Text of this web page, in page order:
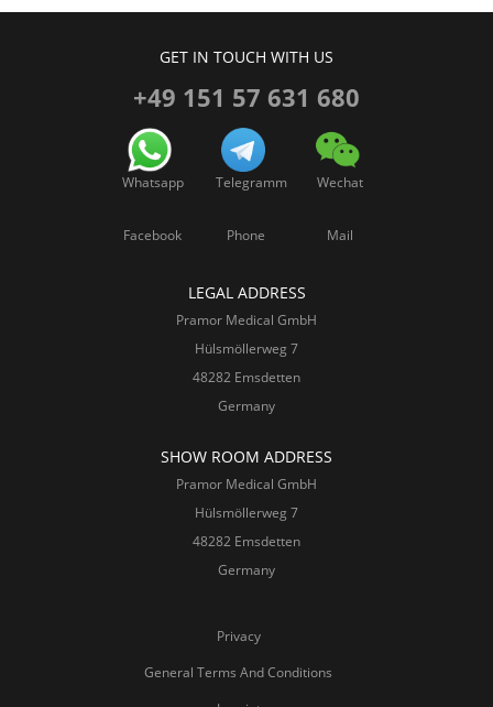
GET IN TOUCH WITH US
+49 151 57 631 680
Whatsapp Telegramm Wechat
Facebook Phone Mail
LEGAL ADDRESS
Pramor Medical GmbH
Hülsmöllerweg 7
48282 Emsdetten
Germany
SHOW ROOM ADDRESS
Pramor Medical GmbH
Hülsmöllerweg 7
48282 Emsdetten
Germany
Privacy
General Terms And Conditions